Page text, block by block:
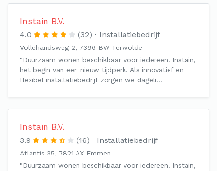
Instain B.V.
4.0 (32) Installatiebedrijf
Vollehandsweg 2, 7396 BW Terwolde
"Duurzaam wonen beschikbaar voor iedereen! Instain,
het begin van een nieuw tijdperk. Als innovatief en
flexibel installatiebedrijf zorgen we dageli…
Instain B.V.
3.9 (16) Installatiebedrijf
Atlantis 35, 7821 AX Emmen
"Duurzaam wonen beschikbaar voor iedereen! Instain,